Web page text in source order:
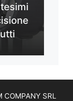
SRL